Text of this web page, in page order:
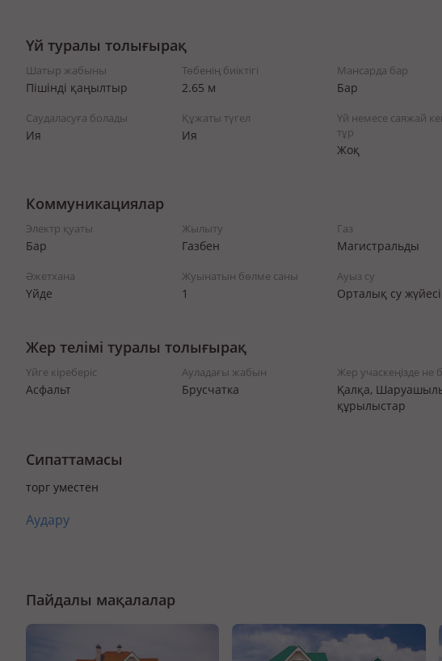
Үй туралы толығырақ
Шатыр жабыны
Пішінді қаңылтыр
Төбенің биіктігі
2.65 м
Мансарда бар
Бар
Саудаласуға болады
Ия
Құжаты түгел
Ия
Үй немесе саяжай
тұр
Жоқ
Коммуникациялар
Электр қуаты
Бар
Жылыту
Газбен
Газ
Магистральды
Әжетхана
Үйде
Жуынатын бөлме саны
1
Ауыз су
Орталық су
Жер телімі туралы толығырақ
Үйге кіреберіс
Асфальт
Ауладағы жабын
Брусчатка
Жер учаскеңізде не
Қалқа,
құрылыстар
Сипаттамасы
торг уместен
Аудару
Пайдалы мақалалар